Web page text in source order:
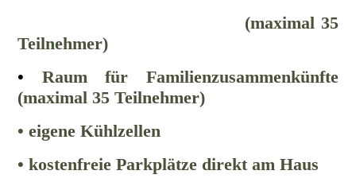
(maximal 35
Teilnehmer)
• Raum für Familienzusammenkünfte
(maximal 35 Teilnehmer)
• eigene Kühlzellen
• kostenfreie Parkplätze direkt am Haus